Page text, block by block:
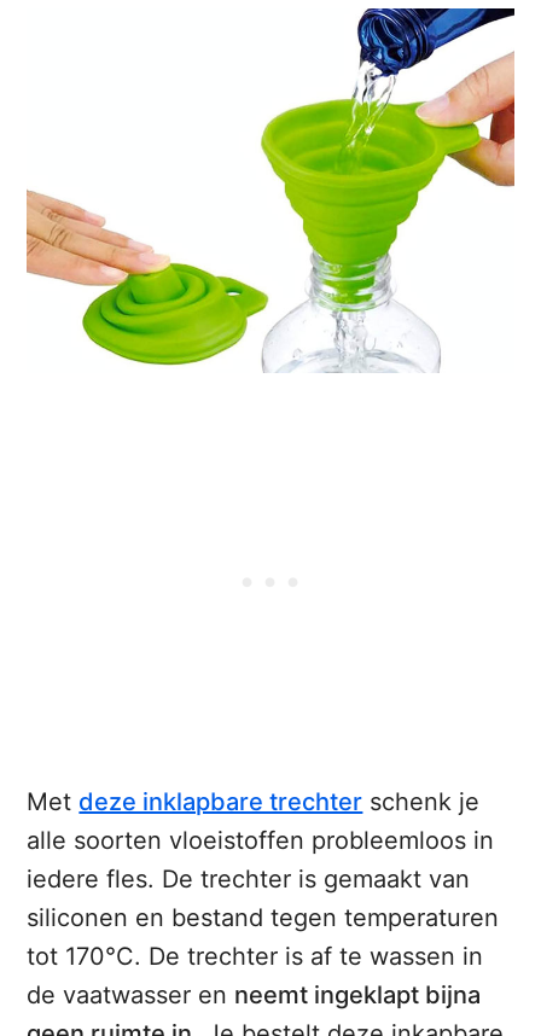
Met deze inklapbare trechter schenk je
alle soorten vloeistoffen probleemloos in
iedere fles. De trechter is gemaakt van
siliconen en bestand tegen temperaturen
tot 170°C. De trechter is af te wassen in
de vaatwasser en neemt ingeklapt bijna